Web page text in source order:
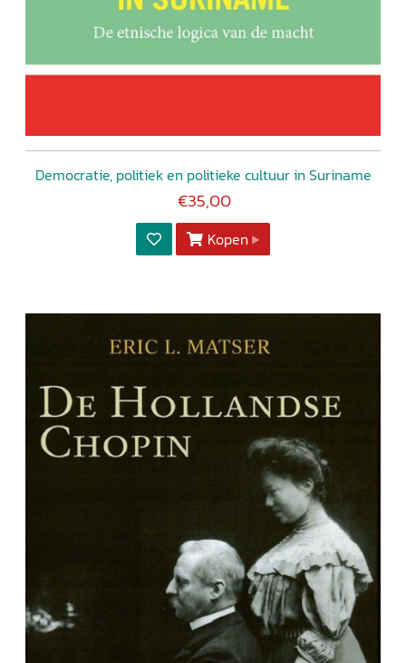
Democratie, politiek en politieke cultuur in Suriname
€35,00
Kopen